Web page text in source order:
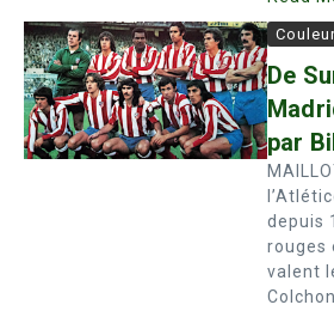
De
par
depuis
rouges
valent